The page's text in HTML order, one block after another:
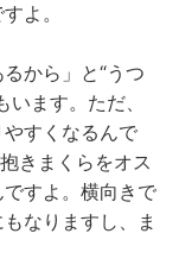
よ。
から」と“うつ
ます。ただ、
すくなるんで
きまくらをオス
すよ。横向きで
なりますし、ま